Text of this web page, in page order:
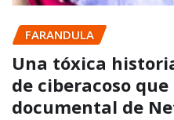
FARANDULA
Una tóxica
de ciberacoso
documental de